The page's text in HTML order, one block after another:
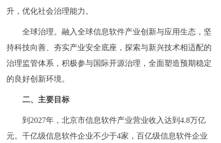
升，优化社会治理能力。
全球治理。融入全球信息软件产业创新与应用生态，坚
持科技向善、夯实产业安全底座，探索与新兴技术相适配的
治理监管体系，积极参与国际开源治理，全面塑造预期稳定
的良好创新环境。
二、主要目标
到2027年，北京市信息软件产业营业收入达到4.8万亿
元。千亿级信息软件企业不少于4家，百亿级信息软件企业